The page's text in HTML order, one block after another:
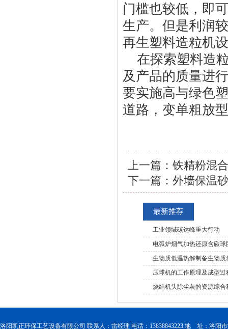
门槛也较低，即
生产。但是利润
再生塑料造粒机
在探索塑料造
及产品的质量进
要实施高与绿色
道路，变单粗放
上一篇： 铁精粉混
下一篇： 外墙保温
最新推荐
工业领域碳达峰重大行动
电弧炉烟气加热还原含碳球
生物质低温热解制备生物质
压球机的工作原理及成型过
烧结机头除尘灰的资源综合
洛阳凯正环保工艺设备有限公司 联系人：雷经理 电话：13838843223 地 址：洛阳